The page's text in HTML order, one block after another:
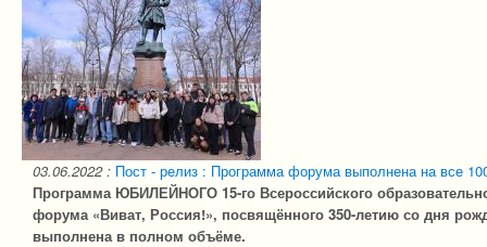
03.06.2022: Пост - релиз : Программа форума выполнена на все
Программа ЮБИЛЕЙНОГО 15-го Всероссийского
форума «Виват, Россия!», посвящённого 350-летию со дня
выполнена в полном объёме.